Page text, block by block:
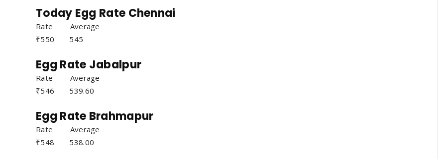
Today Egg Rate Chennai
Rate Average
₹550 545
Egg Rate Jabalpur
Rate Average
₹546 539.60
Egg Rate Brahmapur
Rate Average
₹548 538.00